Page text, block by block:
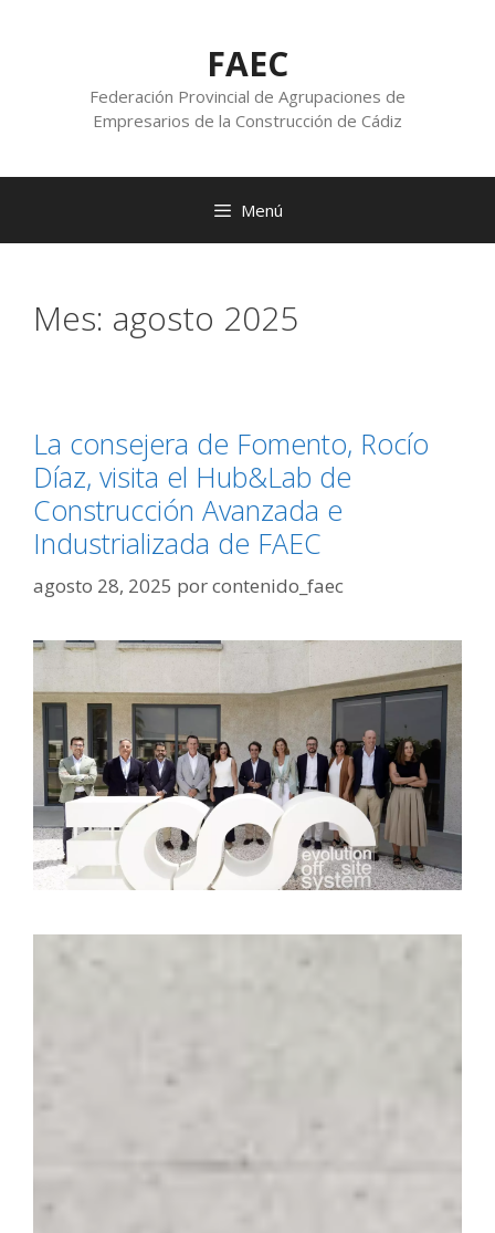
FAEC
Federación Provincial de Agrupaciones de
Empresarios de la Construcción de Cádiz
Menú
Mes: agosto 2025
La consejera de Fomento, Rocío
Díaz, visita el Hub&Lab de
Construcción Avanzada e
Industrializada de FAEC
agosto 28, 2025 porcontenido_faec